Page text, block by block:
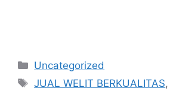
Kategori
Uncategorized
Tag
JUAL WELIT BERKUALITAS